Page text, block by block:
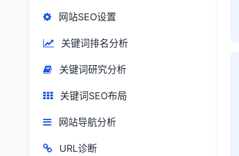
网站SEO设置
关键词排名分析
关键词研究分析
关键词SEO布局
网站导航分析
URL诊断